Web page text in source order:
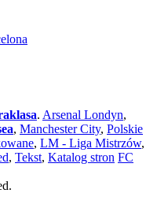
. Arsenal Londyn,
, Manchester City, Polskie
, LM - Liga Mistrzów,
, Tekst, Katalog stron FC